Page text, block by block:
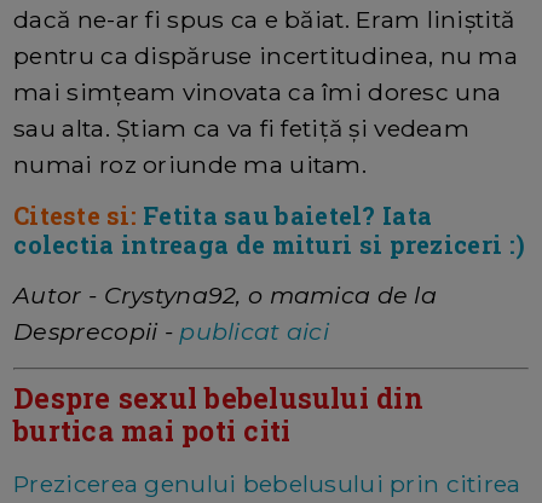
dacă ne-ar fi spus ca e băiat. Eram liniștită
pentru ca dispăruse incertitudinea, nu ma
mai simțeam vinovata ca îmi doresc una
sau alta. Știam ca va fi fetiță și vedeam
numai roz oriunde ma uitam.
Citeste si: Fetita sau baietel? Iata
colectia intreaga de mituri si preziceri :)
Autor - Crystyna92, o mamica de la
Desprecopii - publicat aici
Despre sexul bebelusului din
burtica mai poti citi
Prezicerea genului bebelusului prin citirea